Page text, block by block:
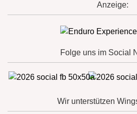
Anzeige:
Folge uns im Social
Wir unterstützen